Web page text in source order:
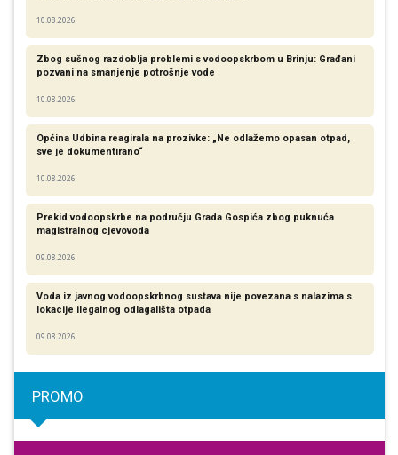
10.08.2026
Zbog sušnog razdoblja problemi s vodoopskrbom u Brinju: Građani
pozvani na smanjenje potrošnje vode
10.08.2026
Općina Udbina reagirala na prozivke: „Ne odlažemo opasan otpad,
sve je dokumentirano“
10.08.2026
Prekid vodoopskrbe na području Grada Gospića zbog puknuća
magistralnog cjevovoda
09.08.2026
Voda iz javnog vodoopskrbnog sustava nije povezana s nalazima s
lokacije ilegalnog odlagališta otpada
09.08.2026
PROMO